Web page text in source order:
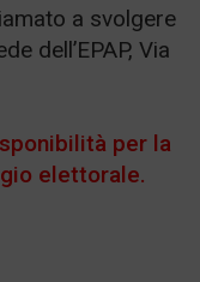
a svolgere
dell’EPAP, Via
per la
elettorale.